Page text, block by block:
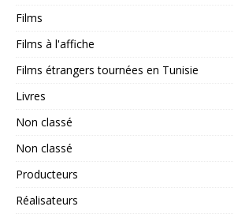
Films
Films à l'affiche
Films étrangers tournées en Tunisie
Livres
Non classé
Non classé
Producteurs
Réalisateurs